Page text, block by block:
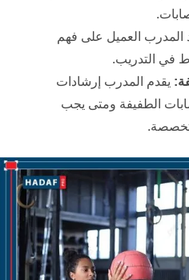
المدرب العميل على فهم
في التدريب.
يقدم المدرب إرشادات
الطفيفة ومتى يجب